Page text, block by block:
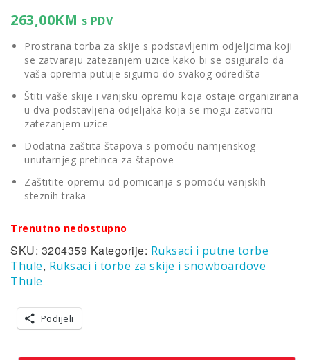
263,00KM s PDV
Prostrana torba za skije s podstavljenim odjeljcima koji
se zatvaraju zatezanjem uzice kako bi se osiguralo da
vaša oprema putuje sigurno do svakog odredišta
Štiti vaše skije i vanjsku opremu koja ostaje organizirana
u dva podstavljena odjeljaka koja se mogu zatvoriti
zatezanjem uzice
Dodatna zaštita štapova s pomoću namjenskog
unutarnjeg pretinca za štapove
Zaštitite opremu od pomicanja s pomoću vanjskih
steznih traka
Trenutno nedostupno
SKU: 3204359 Kategorije: Ruksaci i putne torbe
Thule, Ruksaci i torbe za skije i snowboardove
Thule
Podijeli